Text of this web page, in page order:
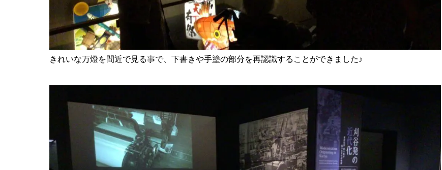
きれいな万燈を間近で見る事で、下書きや手塗の部分を再認識することができました♪